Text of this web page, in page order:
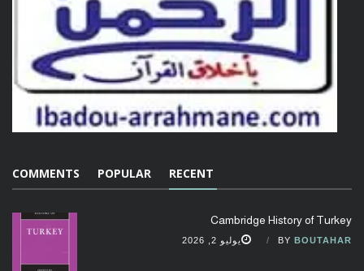
RECENT
POPULAR
COMMENTS
Cambridge History of Turkey
BY BOUTAHAR يوليو 2, 2026